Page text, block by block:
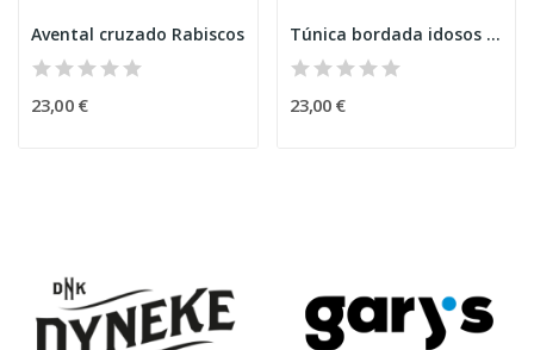
Avental cruzado Rabiscos
23,00 €
Túnica bordada idosos V1
23,00 €